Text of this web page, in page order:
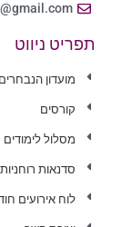
תפריט ניווט
מועדון הנבחרים
קורסים
מסלול לימודים
סדנאות רוחניות
לוח אירועים